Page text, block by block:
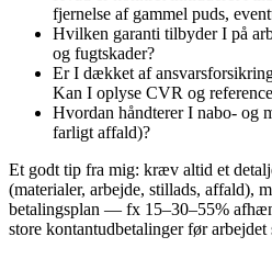
fjernelse af gammel puds,
Hvilken garanti tilbyder I på
og fugtskader?
Er I dækket af
Kan I oplyse CVR og
Hvordan håndterer I nabo- og
farligt affald)?
Et godt tip fra mig: kræv altid et
(materialer, arbejde, stillads, affald),
betalingsplan — fx 15–30–55%
store kontantudbetalinger før arbejdet